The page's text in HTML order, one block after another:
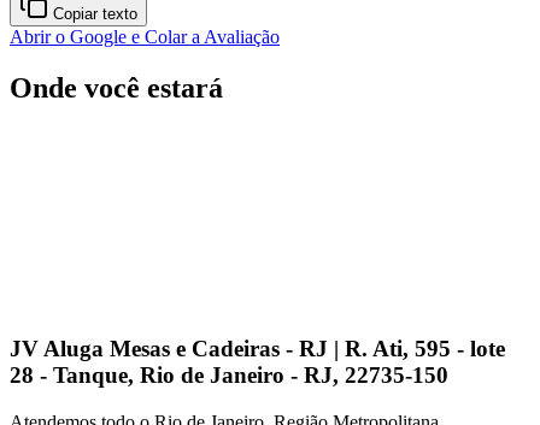
Copiar texto
Abrir o Google e Colar a Avaliação
Onde você estará
JV Aluga Mesas e Cadeiras - RJ | R. Ati, 595 - lote
28 - Tanque, Rio de Janeiro - RJ, 22735-150